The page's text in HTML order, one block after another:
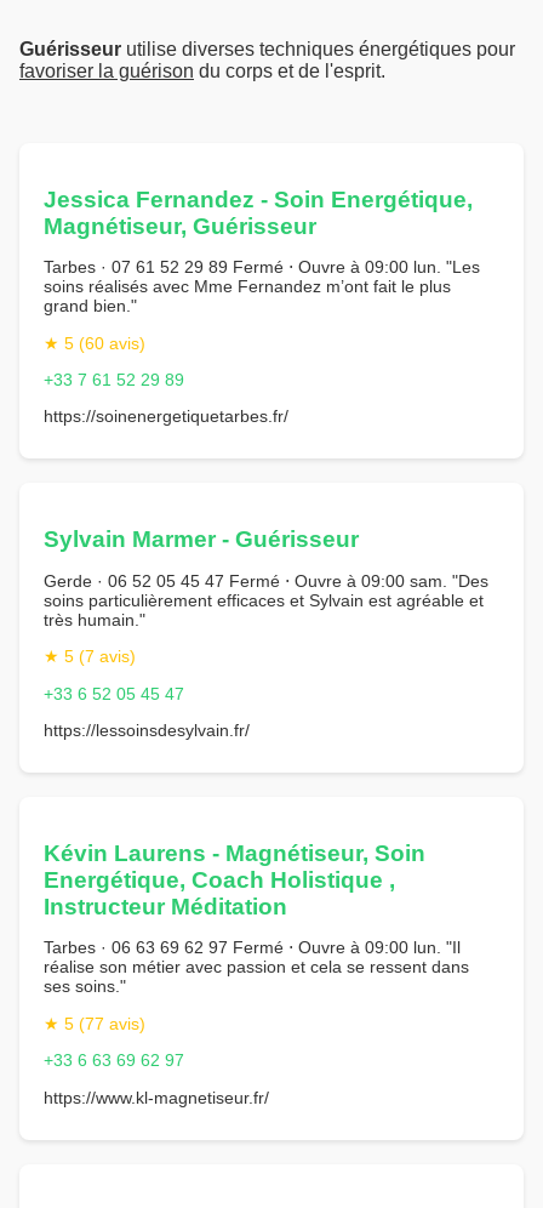
Guérisseur utilise diverses techniques énergétiques pour
favoriser la guérison du corps et de l'esprit.
Jessica Fernandez - Soin Energétique,
Magnétiseur, Guérisseur
Tarbes · 07 61 52 29 89 Fermé ⋅ Ouvre à 09:00 lun. "Les
soins réalisés avec Mme Fernandez m’ont fait le plus
grand bien."
★ 5 (60 avis)
+33 7 61 52 29 89
https://soinenergetiquetarbes.fr/
Sylvain Marmer - Guérisseur
Gerde · 06 52 05 45 47 Fermé ⋅ Ouvre à 09:00 sam. "Des
soins particulièrement efficaces et Sylvain est agréable et
très humain."
★ 5 (7 avis)
+33 6 52 05 45 47
https://lessoinsdesylvain.fr/
Kévin Laurens - Magnétiseur, Soin
Energétique, Coach Holistique ,
Instructeur Méditation
Tarbes · 06 63 69 62 97 Fermé ⋅ Ouvre à 09:00 lun. "Il
réalise son métier avec passion et cela se ressent dans
ses soins."
★ 5 (77 avis)
+33 6 63 69 62 97
https://www.kl-magnetiseur.fr/